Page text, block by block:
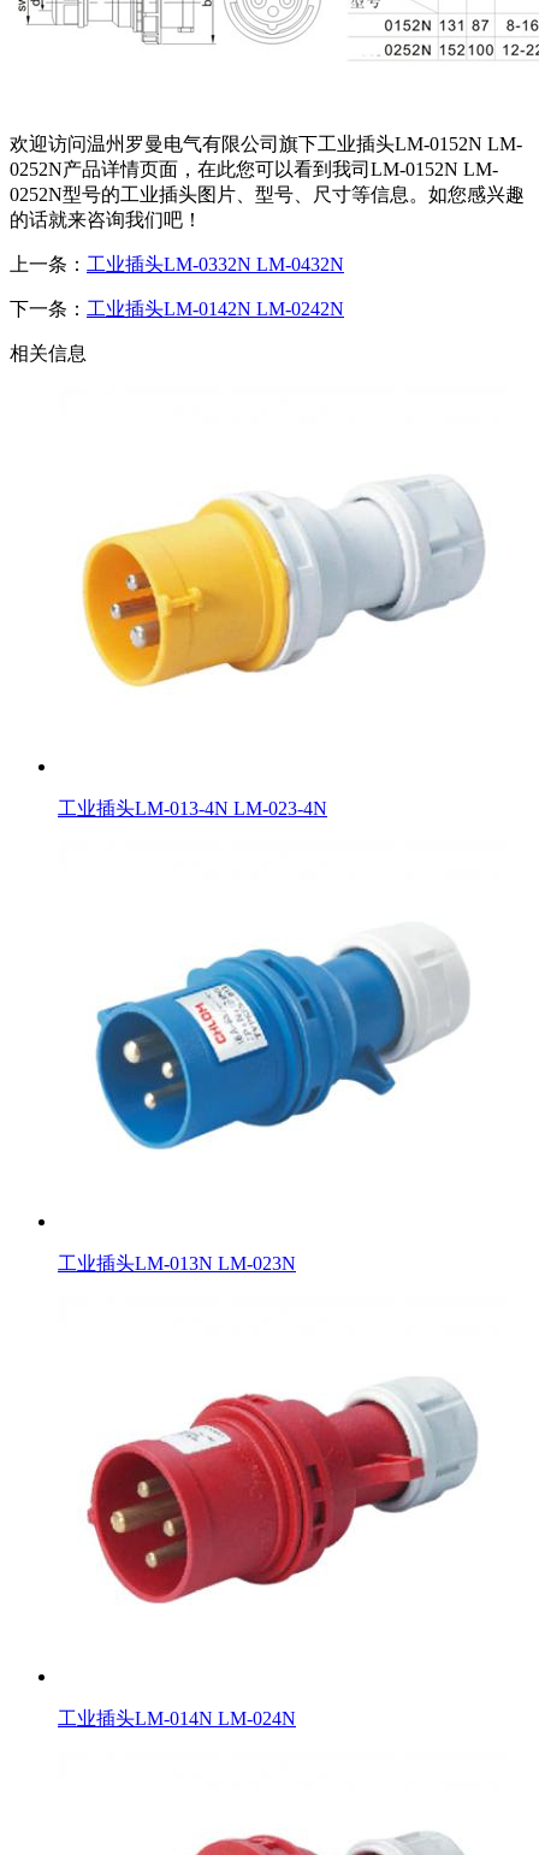
欢迎访问温州罗曼电气有限公司旗下工业插头LM-0152N LM-
0252N产品详情页面，在此您可以看到我司LM-0152N LM-
0252N型号的工业插头图片、型号、尺寸等信息。如您感兴趣
的话就来咨询我们吧！
上一条： 工业插头LM-0332N LM-0432N
下一条： 工业插头LM-0142N LM-0242N
相关信息
工业插头LM-013-4N LM-023-4N
工业插头LM-013N LM-023N
工业插头LM-014N LM-024N